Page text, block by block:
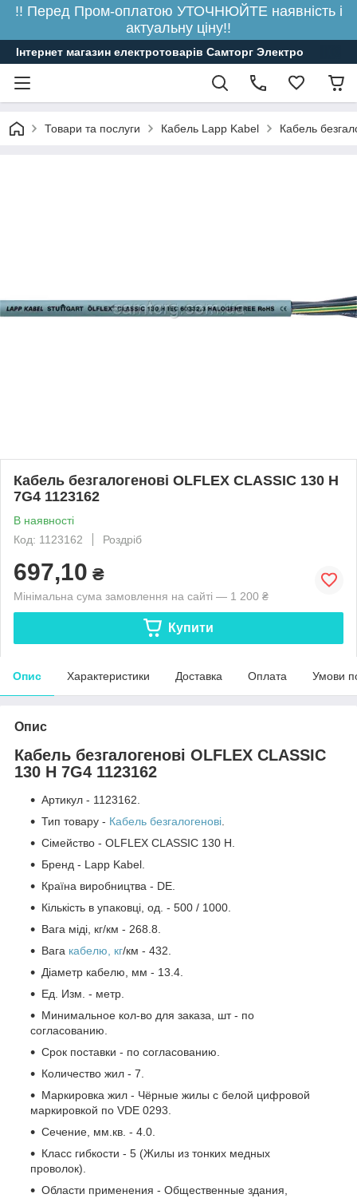
!! Перед Пром-оплатою УТОЧНЮЙТЕ наявність і
актуальну ціну!!
Інтернет магазин електротоварів Самторг Электро
Товари та послуги Кабель Lapp Kabel Кабель
Кабель безгалогенові OLFLEX CLASSIC 130 H
7G4 1123162
В наявності
Код: 1123162
Роздріб
697,10 ₴
Мінімальна сума замовлення на сайті — 1 200 ₴
Купити
Опис Характеристики Доставка Оплата Умови
Опис
Кабель безгалогенові OLFLEX CLASSIC
130 H 7G4 1123162
Артикул - 1123162.
Тип товару - Кабель безгалогенові.
Сімейство - OLFLEX CLASSIC 130 H.
Бренд - Lapp Kabel.
Країна виробництва - DE.
Кількість в упаковці, од. - 500 / 1000.
Вага міді, кг/км - 268.8.
Вага кабелю, кг/км - 432.
Діаметр кабелю, мм - 13.4.
Ед. Изм. - метр.
Минимальное кол-во для заказа, шт - по
согласованию.
Срок поставки - по согласованию.
Количество жил - 7.
Маркировка жил - Чёрные жилы с белой цифровой
маркировкой по VDE 0293.
Сечение, мм.кв. - 4.0.
Класс гибкости - 5 (Жилы из тонких медных
проволок).
Области применения - Общественные здания,